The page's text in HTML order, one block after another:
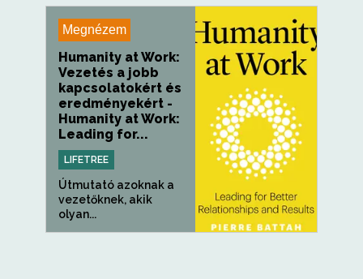
Megnézem
Humanity at Work:
Vezetés a jobb
kapcsolatokért és
eredményekért -
Humanity at Work:
Leading for...
LIFETREE
Útmutató azoknak a
vezetőknek, akik
olyan...